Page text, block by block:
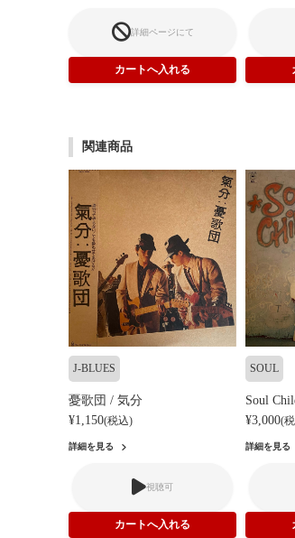
詳細ページにて
関連商品
J-BLUES
憂歌団 / 気分
¥1,150(税込)
詳細を見る
視聴可
SOUL
Soul
¥3,000(
詳細を見る